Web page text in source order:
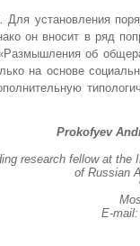
установления
он вносит в ряд
об
на основе
Prokofyev
research fellow at the
of Russian
E-mail: